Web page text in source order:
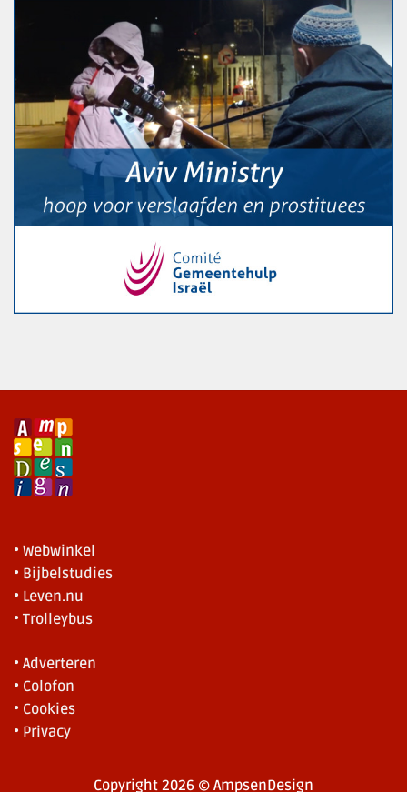
• Webwinkel
• Bijbelstudies
• Leven.nu
• Trolleybus
• Adverteren
• Colofon
• Cookies
• Privacy
Copyright 2026 © AmpsenDesign